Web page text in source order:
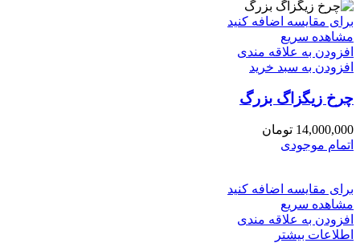
برای مقایسه اضافه کنید
مشاهده سریع
افزودن به علاقه مندی
افزودن به سبد خرید
چرخ زیگزاگ بزرگ
14,000,000 تومان
اتمام موجودی
برای مقایسه اضافه کنید
مشاهده سریع
افزودن به علاقه مندی
اطلاعات بیشتر